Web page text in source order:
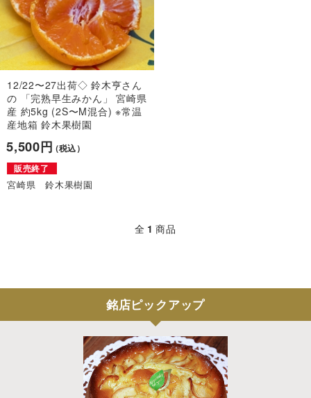
12/22〜27出荷◇ 鈴木亨さん
の 「完熟早生みかん」 宮崎県
産 約5kg (2S〜M混合) ※常温
産地箱 鈴木果樹園
5,500円（税込）
販売終了
宮崎県 鈴木果樹園
全 1 商品
銘店ピックアップ